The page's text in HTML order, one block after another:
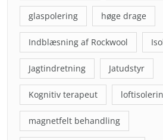
glaspolering høge drage
Indblæsning af Rockwool
Jagtindretning Jatudstyr
Kognitiv terapeut
magnetfelt behandling